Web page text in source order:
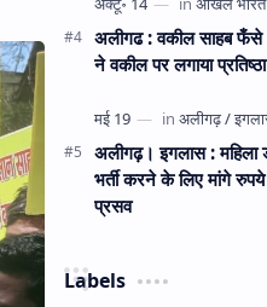
अलीगढ : वकील साहब फँसे
ने वकील पर लगाया
अलीगढ़। इगलास : महिला
भर्ती करने के लिए मांगे रुपये
प्रसव
Labels